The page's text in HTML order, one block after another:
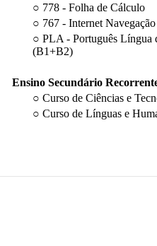
○ 778 - Folha de Cálculo
○ 767 - Internet Navegação
○ PLA - Português
(B1+B2)
Ensino Secundário
○ Curso de Ciências e
○ Curso de Línguas e